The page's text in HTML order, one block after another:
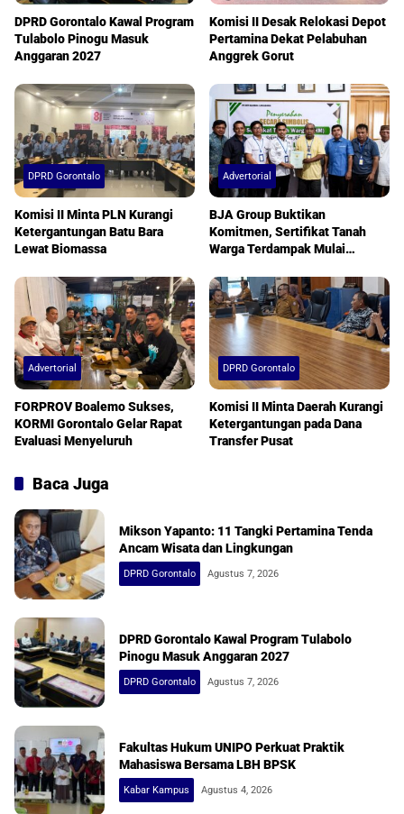
DPRD Gorontalo Kawal Program
Tulabolo Pinogu Masuk
Anggaran 2027
Komisi II Desak Relokasi Depot
Pertamina Dekat Pelabuhan
Anggrek Gorut
DPRD Gorontalo
Komisi II Minta PLN Kurangi
Ketergantungan Batu Bara
Lewat Biomassa
Advertorial
BJA Group Buktikan
Komitmen, Sertifikat Tanah
Warga Terdampak Mulai
Advertorial
FORPROV Boalemo Sukses,
KORMI Gorontalo Gelar Rapat
Evaluasi Menyeluruh
DPRD Gorontalo
Komisi II Minta Daerah Kurangi
Ketergantungan pada Dana
Transfer Pusat
Baca Juga
Mikson Yapanto: 11 Tangki Pertamina Tenda
Ancam Wisata dan Lingkungan
DPRD Gorontalo Agustus 7, 2026
DPRD Gorontalo Kawal Program Tulabolo
Pinogu Masuk Anggaran 2027
DPRD Gorontalo Agustus 7, 2026
Fakultas Hukum UNIPO Perkuat Praktik
Mahasiswa Bersama LBH BPSK
Kabar Kampus Agustus 4, 2026